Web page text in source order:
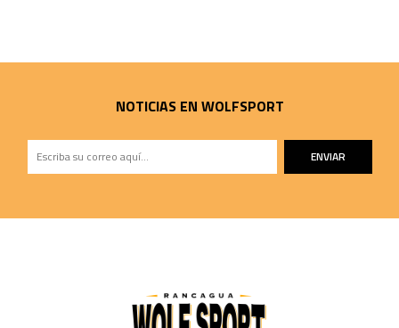
NOTICIAS EN WOLFSPORT
ENVIAR